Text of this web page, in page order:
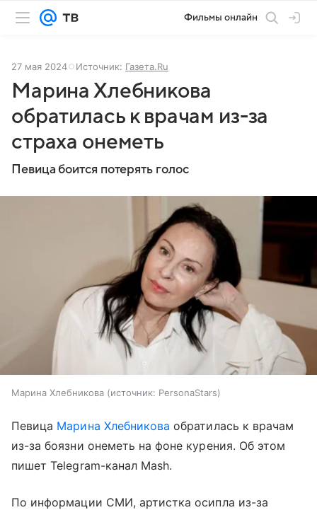
Фильмы онлайн
27 мая 2024 Источник: Газета.Ru
Марина Хлебникова
обратилась к врачам из-за
страха онеметь
Певица боится потерять голос
Марина Хлебникова источник: PersonaStars
Певица Марина Хлебникова обратилась к врачам
из-за боязни онеметь на фоне курения. Об этом
пишет Telegram-канал Mash.
По информации СМИ, артистка осипла из-за